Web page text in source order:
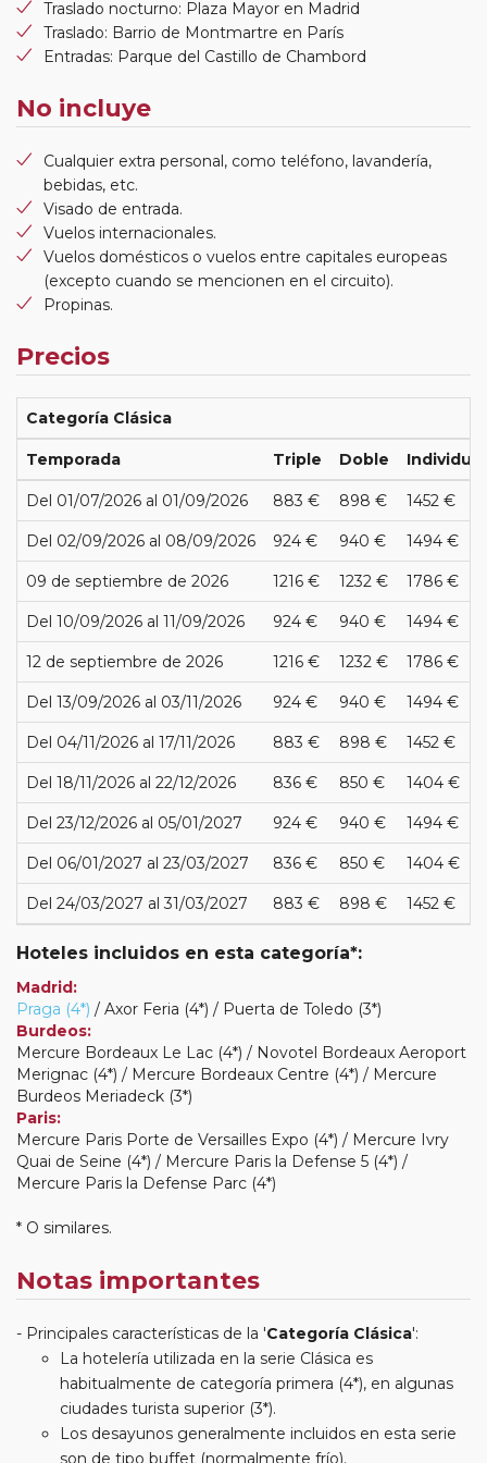
Traslado nocturno: Plaza Mayor en Madrid
Traslado: Barrio de Montmartre en París
Entradas: Parque del Castillo de Chambord
No incluye
Cualquier extra personal, como teléfono, lavandería,
bebidas, etc.
Visado de entrada.
Vuelos internacionales.
Vuelos domésticos o vuelos entre capitales europeas
(excepto cuando se mencionen en el circuito).
Propinas.
Precios
Categoría Clásica
Temporada Triple Doble Individual
Del 01/07/2026 al 01/09/2026 883 € 898 € 1452 €
Del 02/09/2026 al 08/09/2026 924 € 940 € 1494 €
09 de septiembre de 2026 1216 € 1232 € 1786 €
Del 10/09/2026 al 11/09/2026 924 € 940 € 1494 €
12 de septiembre de 2026 1216 € 1232 € 1786 €
Del 13/09/2026 al 03/11/2026 924 € 940 € 1494 €
Del 04/11/2026 al 17/11/2026 883 € 898 € 1452 €
Del 18/11/2026 al 22/12/2026 836 € 850 € 1404 €
Del 23/12/2026 al 05/01/2027 924 € 940 € 1494 €
Del 06/01/2027 al 23/03/2027 836 € 850 € 1404 €
Del 24/03/2027 al 31/03/2027 883 € 898 € 1452 €
Hoteles incluidos en esta categoría*:
Madrid:
Praga (4*) / Axor Feria (4*) / Puerta de Toledo (3*)
Burdeos:
Mercure Bordeaux Le Lac (4*) / Novotel Bordeaux Aeroport
Merignac (4*) / Mercure Bordeaux Centre (4*) / Mercure
Burdeos Meriadeck (3*)
Paris:
Mercure Paris Porte de Versailles Expo (4*) / Mercure Ivry
Quai de Seine (4*) / Mercure Paris la Defense 5 (4*) /
Mercure Paris la Defense Parc (4*)
* O similares.
Notas importantes
Principales características de la 'Categoría Clásica':
La hotelería utilizada en la serie Clásica es
habitualmente de categoría primera (4*), en algunas
ciudades turista superior (3*).
Los desayunos generalmente incluidos en esta serie
son de tipo buffet (normalmente frío).